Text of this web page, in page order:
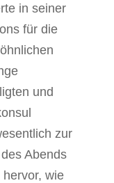
in seiner
für die
und
zur
Abends
wie